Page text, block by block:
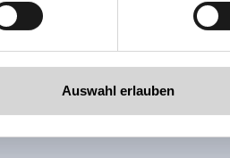
Auswahl erlauben